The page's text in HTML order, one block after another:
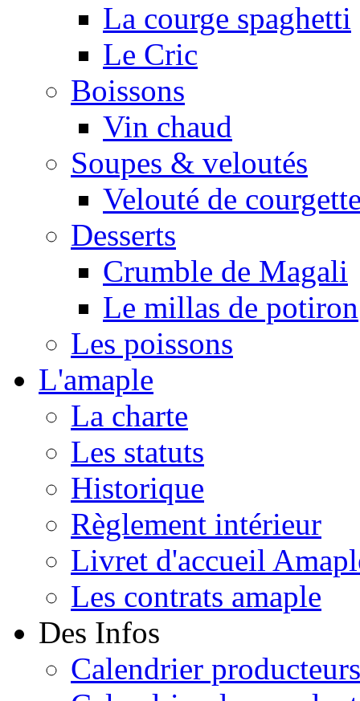
La courge spaghetti
Le Cric
Boissons
Vin chaud
Soupes & veloutés
Velouté de
Desserts
Crumble de Magali
Le millas de potiron
Les poissons
L'amaple
La charte
Les statuts
Historique
Règlement intérieur
Livret d'accueil
Les contrats amaple
Des Infos
Calendrier producteurs